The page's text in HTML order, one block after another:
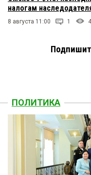
налогам
8 августа 11:00 1
ПОЛИТИКА